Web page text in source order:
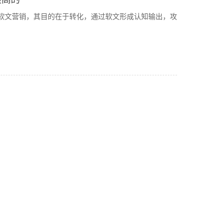
营销，其目的在于转化，通过软文形成认知输出，攻